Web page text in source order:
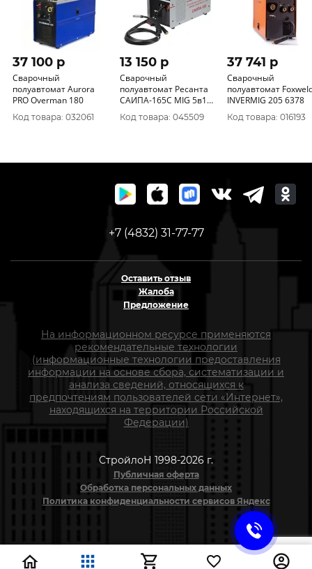
37 100 p
Сварочный
полуавтомат Aurora
PRO Overman 180
Код товара: 032061
13 150 p
Сварочный
полуавтомат Ресанта
САИПА-165С MIG 5в1
65/8
Код товара: 045509
37 741 p
Сварочный
полуавтомат
INVERMIG 205 6378
Код товара: 016193
+7 (4832) 31-77-77
Оставить отзыв
Жалоба
Предложение
На информационном ресурсе применяются
рекомендательные технологии
(информационные технологии предоставления
информации на основе сбора, систематизации и
анализа сведений, относящихся к
предпочтениям пользователей сети «Интернет»,
находящихся на территории Российской
Федерации)
СтройлоН 1998-2026 г.
Публичная оферта
Обработка персональных данных
Политика конфиденциальности сервисов Яндекс